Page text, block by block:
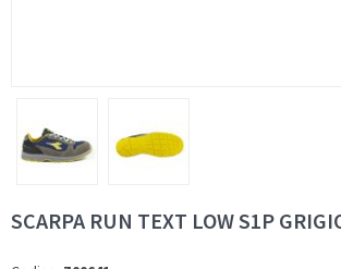
SCARPA RUN TEXT LOW S1P